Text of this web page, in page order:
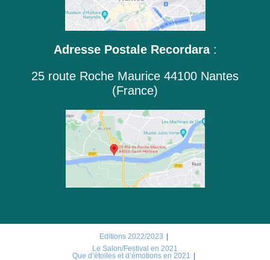
Adresse Postale Recordara:
25 route Roche Maurice 44100 Nantes
(France)
Editions 2022/2023
Le Salon/Festival en 2021
Que d’étoiles et d’émotions en 2021